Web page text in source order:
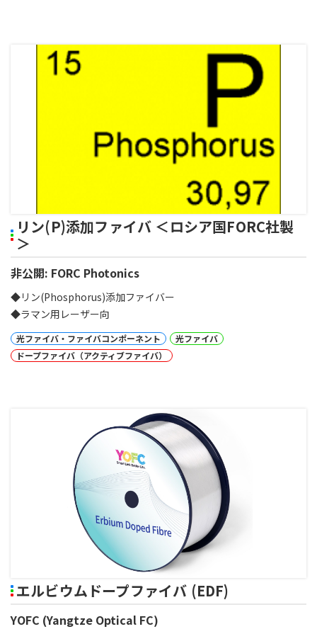
リン(P)添加ファイバ ＜ロシア国FORC社製
＞
非公開: FORC Photonics
◆リン(Phosphorus)添加ファイバー
◆ラマン用レーザー向
光ファイバ・ファイバコンポーネント
光ファイバ
ドープファイバ（アクティブファイバ）
エルビウムドープファイバ (EDF)
YOFC (Yangtze Optical FC)